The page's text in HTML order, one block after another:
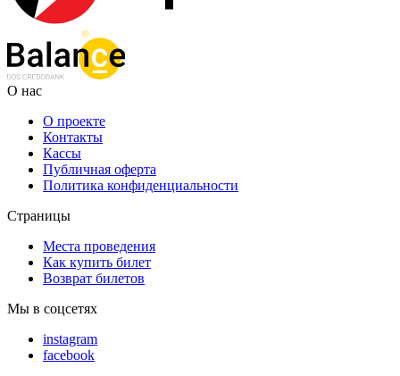
О нас
О проекте
Контакты
Кассы
Публичная оферта
Политика конфиденциальности
Страницы
Места проведения
Как купить билет
Возврат билетов
Мы в соцсетях
instagram
facebook